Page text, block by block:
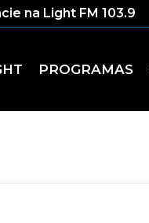
na Light FM 103.9
PROGRAMAS